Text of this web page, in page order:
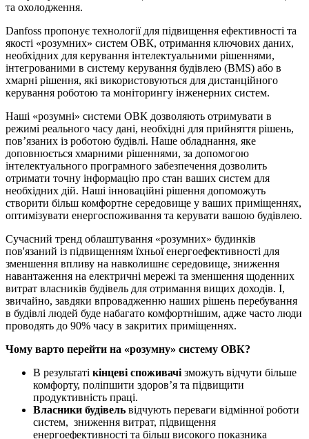
та охолодження.
Danfoss пропонує технології для підвищення ефективності та
якості «розумних» систем ОВК, отримання ключових даних,
необхідних для керування інтелектуальними рішеннями,
інтегрованими в систему керування будівлею (BMS) або в
хмарні рішення, які використовуються для дистанційного
керування роботою та моніторингу інженерних систем.
Наші «розумні» системи ОВК дозволяють отримувати в
режимі реального часу дані, необхідні для прийняття рішень,
пов’язаних із роботою будівлі. Наше обладнання, яке
доповнюється хмарними рішеннями, за допомогою
інтелектуального програмного забезпечення дозволить
отримати точну інформацію про стан ваших систем для
необхідних дій. Наші інноваційні рішення допоможуть
створити більш комфортне середовище у ваших приміщеннях,
оптимізувати енергоспоживання та керувати вашою будівлею.
Cучасний тренд облаштування «розумних» будинків
пов'язаний із підвищенням їхньої енергоефективності для
зменшення впливу на навколишнє середовище, зниження
навантаження на електричні мережі та зменшення щоденних
витрат власників будівель для отримання вищих доходів. І,
звичайно, завдяки впровадженню наших рішень перебування
в будівлі людей буде набагато комфортнішим, адже часто люди
проводять до 90% часу в закритих приміщеннях.
Чому варто перейти на «розумну» систему ОВК?
В результаті кінцеві споживачі зможуть відчути більше
комфорту, поліпшити здоров’я та підвищити
продуктивність праці.
Власники будівель відчують переваги відмінної роботи
систем, зниження витрат, підвищення
енергоефективності та більш високого показника